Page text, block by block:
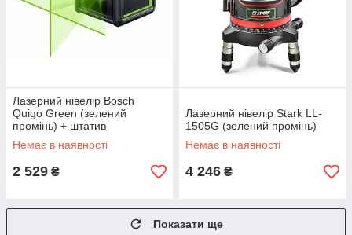
Лазерний нівелір Bosch
Quigo Green (зелений
промінь) + штатив
Немає в наявності
2 529 ₴
Лазерний нівелір Stark LL-
1505G (зелений промінь)
Немає в наявності
4 246 ₴
Показати ще